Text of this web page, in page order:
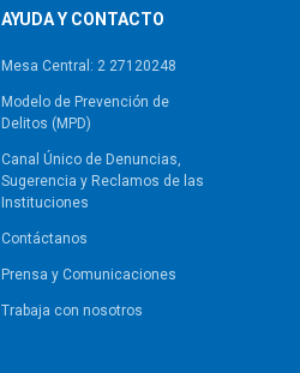
AYUDA Y CONTACTO
Mesa Central: 2 27120248
Modelo de Prevención de
Delitos (MPD)
Canal Único de Denuncias,
Sugerencia y Reclamos de las
Instituciones
Contáctanos
Prensa y Comunicaciones
Trabaja con nosotros